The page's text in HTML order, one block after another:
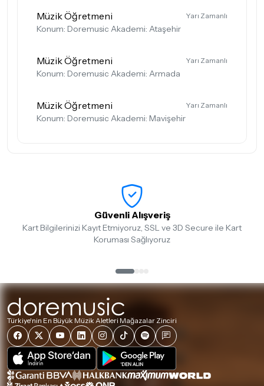
Müzik Öğretmeni
Konum: Doremusic Akademi: Ataşehir
Yarı Zamanlı
Müzik Öğretmeni
Konum: Doremusic Akademi: Armada
Yarı Zamanlı
Müzik Öğretmeni
Konum: Doremusic Akademi: Mavişehir
Yarı Zamanlı
Güvenli Alışveriş
Kart Bilgilerinizi Kayıt Etmiyoruz, SSL ve 3D Secure ile Kart
Koruması Sağlıyoruz
Türkiye'nin En Büyük Müzik Aletleri Mağazalar Zinciri